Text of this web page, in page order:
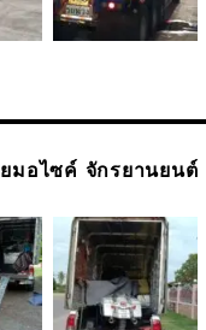
มอไซค์ จักรยานยนต์